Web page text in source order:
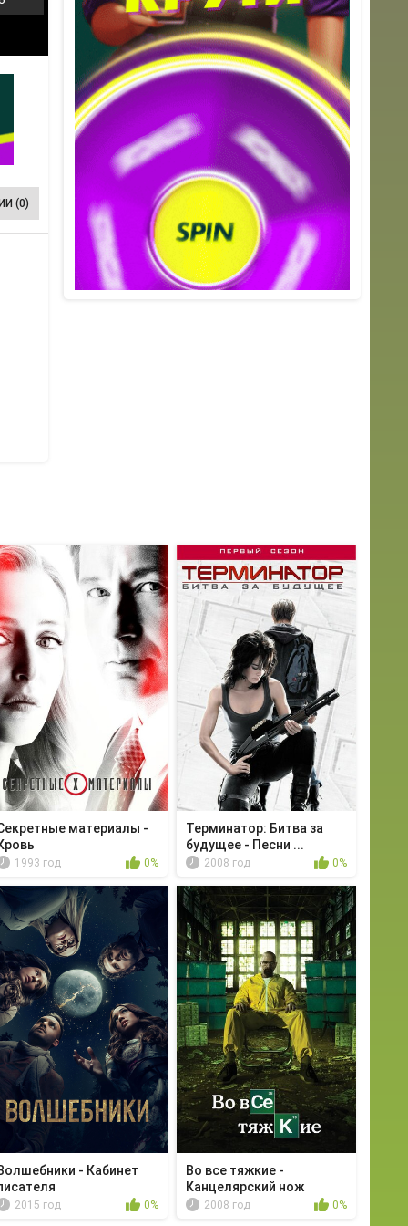
(0)
материалы -
1993 год 0%
Терминатор: Битва за
будущее - Песни ...
2008 год 0%
- Кабинет
2015 год 0%
Во все тяжкие -
Канцелярский нож
2008 год 0%